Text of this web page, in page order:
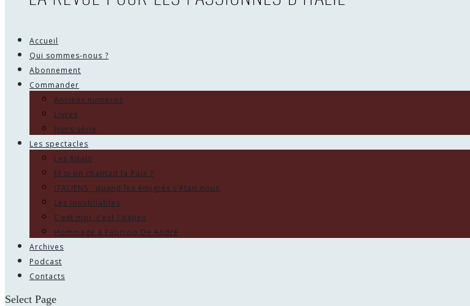
Accueil
Qui sommes-nous ?
Abonnement
Commander
Anciens numéros
Livres
Hors-série
Les spectacles
Les Ritals
Et si on chantait la Paix ?
ITALIENS , quand les émigrés c’était nous
Les Inoubliables
C’est moi, c’est l’italien
Hommage à Fabrizio De André
Archives
Podcast
Contacts
Select Page